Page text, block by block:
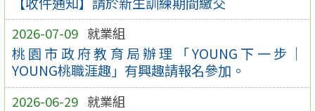
2026-07-09 就業組
桃園市政府教育局辦理「YOUNG下一步｜
YOUNG桃職涯趣」有興趣請報名參加。
2026-06-29 就業組